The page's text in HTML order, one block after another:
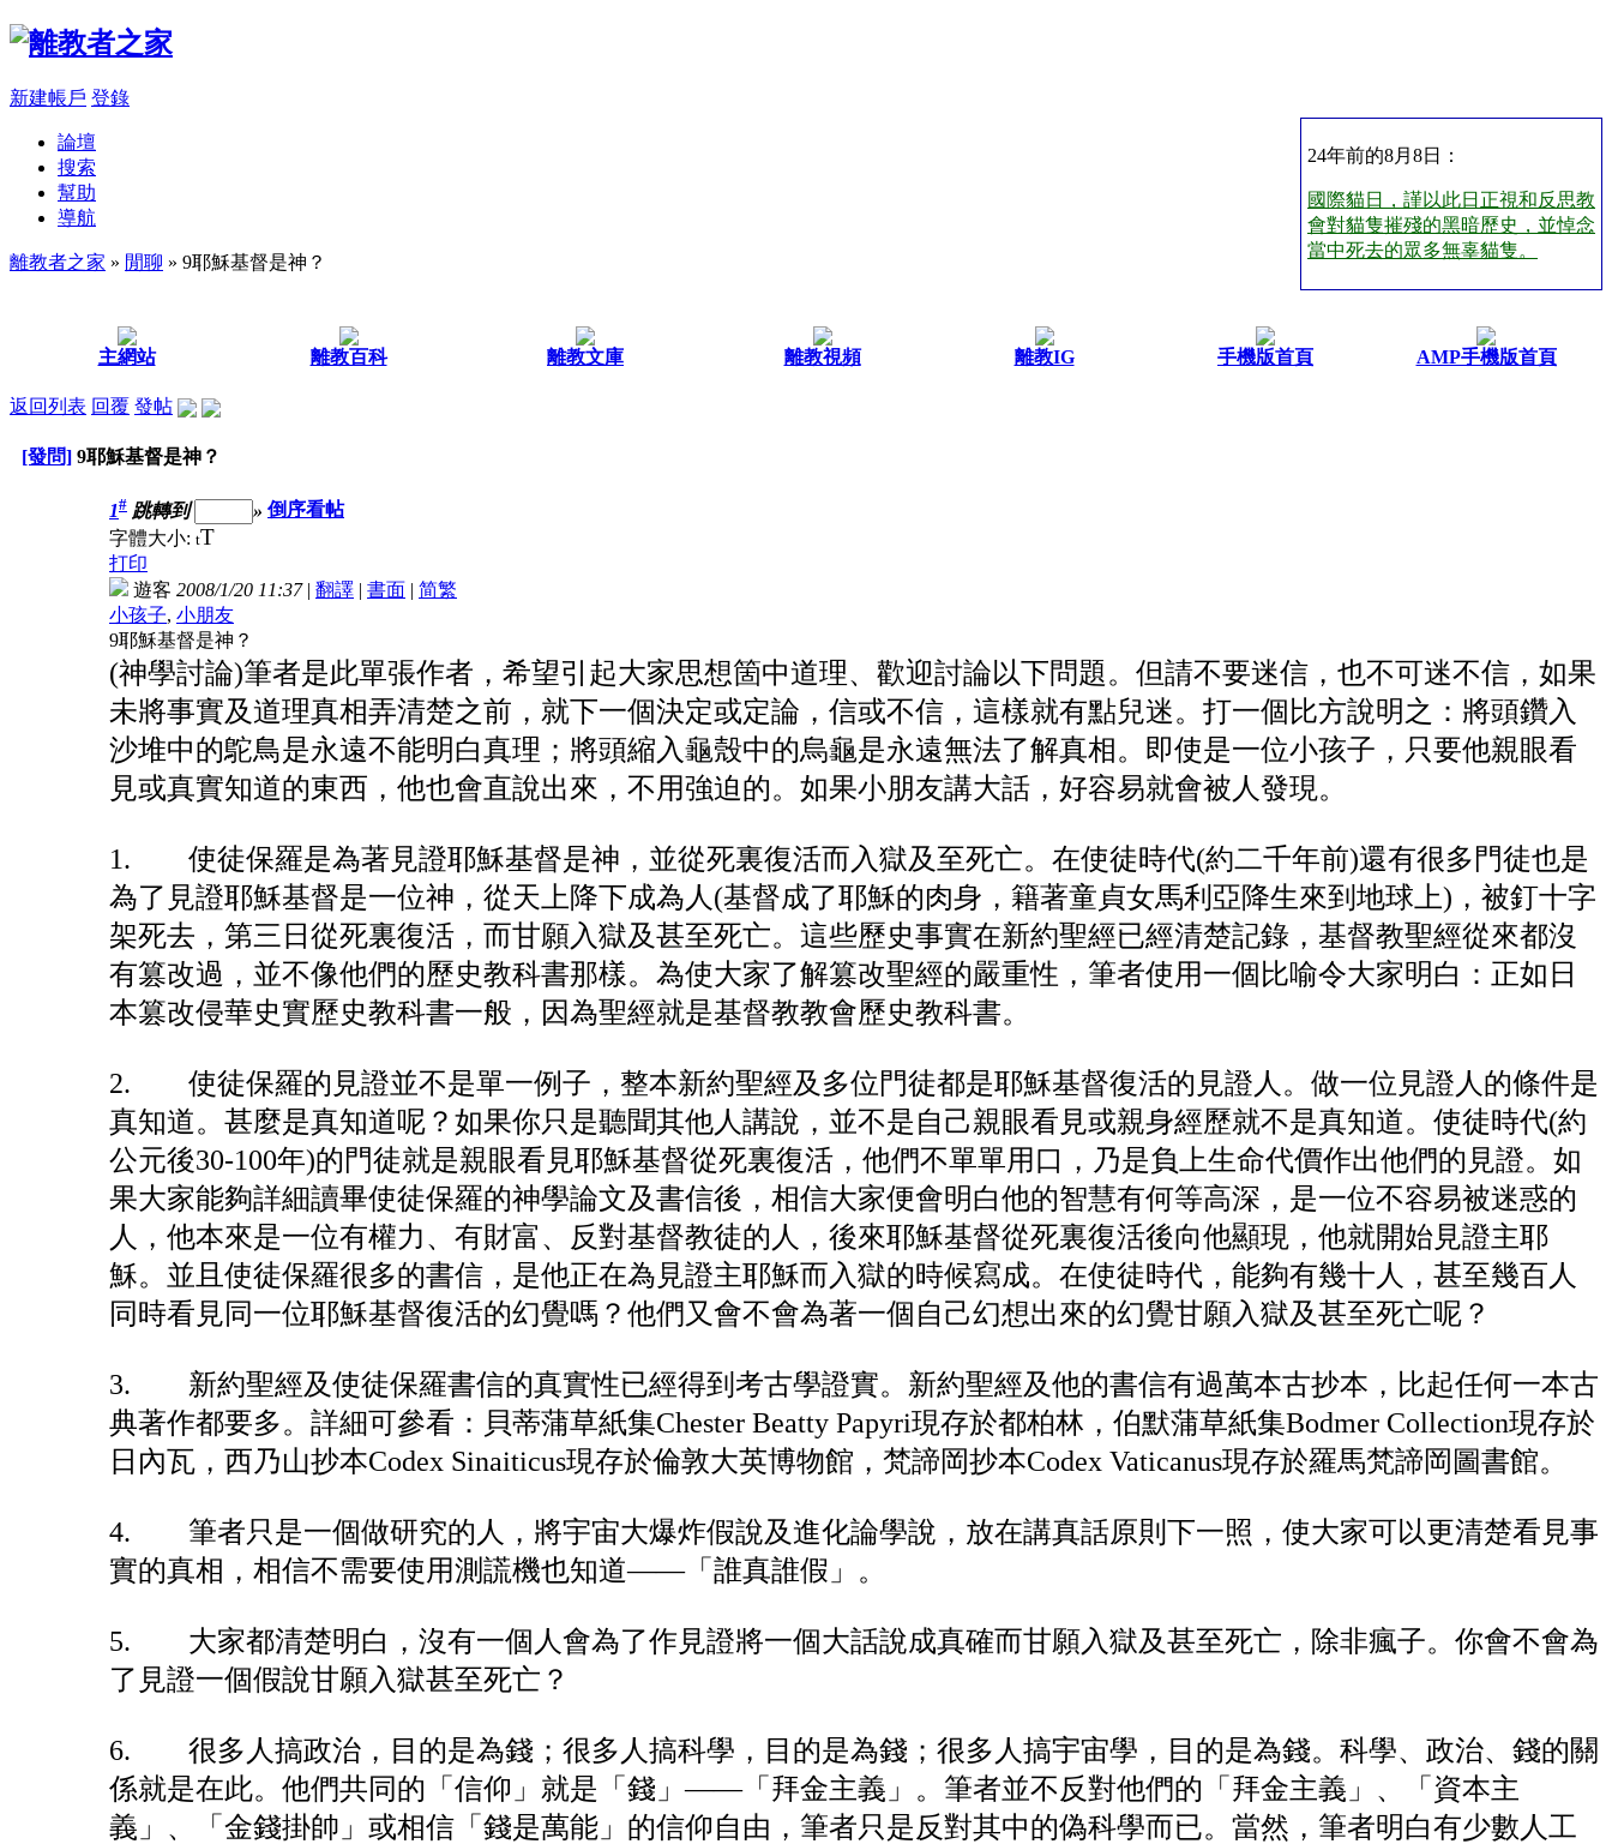
新建帳戶 登錄
24年前的8月8日：
國際貓日，謹以此日正視和反思教
會對貓隻摧殘的黑暗歷史，並悼念
當中死去的眾多無辜貓隻。
論壇
搜索
幫助
導航
離教者之家 » 閒聊 » 9耶穌基督是神？
主網站 離教百科 離教文庫 離教視頻 離教IG 手機版首頁 AMP手機版首頁
返回列表 回覆 發帖
[發問] 9耶穌基督是神？
1# 跳轉到 » 倒序看帖
字體大小: tT
打印
遊客 2008/1/20 11:37| 翻譯 | 書面 | 简繁
小孩子, 小朋友
9耶穌基督是神？
(神學討論)筆者是此單張作者，希望引起大家思想箇中道理、歡迎討論以下問題。但請不要迷信，也不可迷不信，如果
未將事實及道理真相弄清楚之前，就下一個決定或定論，信或不信，這樣就有點兒迷。打一個比方說明之：將頭鑽入
沙堆中的鴕鳥是永遠不能明白真理；將頭縮入龜殼中的烏龜是永遠無法了解真相。即使是一位小孩子，只要他親眼看
見或真實知道的東西，他也會直說出來，不用強迫的。如果小朋友講大話，好容易就會被人發現。
1. 使徒保羅是為著見證耶穌基督是神，並從死裏復活而入獄及至死亡。在使徒時代(約二千年前)還有很多門徒也是
為了見證耶穌基督是一位神，從天上降下成為人(基督成了耶穌的肉身，籍著童貞女馬利亞降生來到地球上)，被釘十字
架死去，第三日從死裏復活，而甘願入獄及甚至死亡。這些歷史事實在新約聖經已經清楚記錄，基督教聖經從來都沒
有篡改過，並不像他們的歷史教科書那樣。為使大家了解篡改聖經的嚴重性，筆者使用一個比喻令大家明白：正如日
本篡改侵華史實歷史教科書一般，因為聖經就是基督教教會歷史教科書。
2. 使徒保羅的見證並不是單一例子，整本新約聖經及多位門徒都是耶穌基督復活的見證人。做一位見證人的條件是
真知道。甚麼是真知道呢？如果你只是聽聞其他人講說，並不是自己親眼看見或親身經歷就不是真知道。使徒時代(約
公元後30-100年)的門徒就是親眼看見耶穌基督從死裏復活，他們不單單用口，乃是負上生命代價作出他們的見證。如
果大家能夠詳細讀畢使徒保羅的神學論文及書信後，相信大家便會明白他的智慧有何等高深，是一位不容易被迷惑的
人，他本來是一位有權力、有財富、反對基督教徒的人，後來耶穌基督從死裏復活後向他顯現，他就開始見證主耶
穌。並且使徒保羅很多的書信，是他正在為見證主耶穌而入獄的時候寫成。在使徒時代，能夠有幾十人，甚至幾百人
同時看見同一位耶穌基督復活的幻覺嗎？他們又會不會為著一個自己幻想出來的幻覺甘願入獄及甚至死亡呢？
3. 新約聖經及使徒保羅書信的真實性已經得到考古學證實。新約聖經及他的書信有過萬本古抄本，比起任何一本古
典著作都要多。詳細可參看：貝蒂蒲草紙集Chester Beatty Papyri現存於都柏林，伯默蒲草紙集Bodmer Collection現存於
日內瓦，西乃山抄本Codex Sinaiticus現存於倫敦大英博物館，梵諦岡抄本Codex Vaticanus現存於羅馬梵諦岡圖書館。
4. 筆者只是一個做研究的人，將宇宙大爆炸假說及進化論學說，放在講真話原則下一照，使大家可以更清楚看見事
實的真相，相信不需要使用測謊機也知道——「誰真誰假」。
5. 大家都清楚明白，沒有一個人會為了作見證將一個大話說成真確而甘願入獄及甚至死亡，除非瘋子。你會不會為
了見證一個假說甘願入獄甚至死亡？
6. 很多人搞政治，目的是為錢；很多人搞科學，目的是為錢；很多人搞宇宙學，目的是為錢。科學、政治、錢的關
係就是在此。他們共同的「信仰」就是「錢」——「拜金主義」。筆者並不反對他們的「拜金主義」、「資本主
義」、「金錢掛帥」或相信「錢是萬能」的信仰自由，筆者只是反對其中的偽科學而已。當然，筆者明白有少數人工